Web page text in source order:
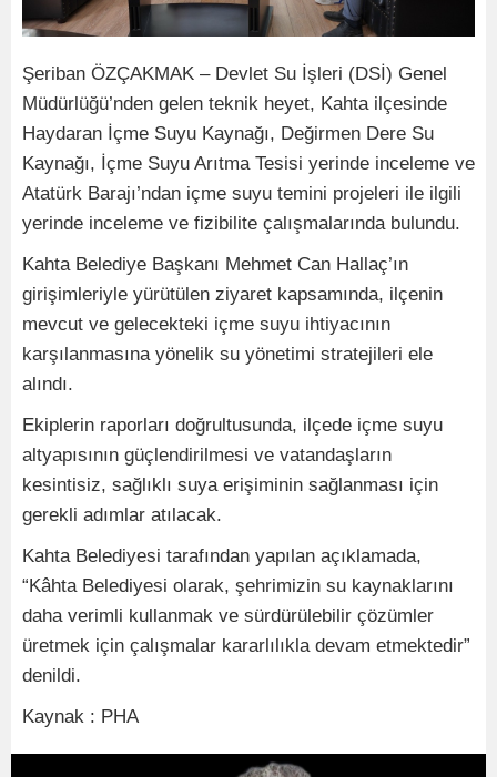
Şeriban ÖZÇAKMAK – Devlet Su İşleri (DSİ) Genel
Müdürlüğü’nden gelen teknik heyet, Kahta ilçesinde
Haydaran İçme Suyu Kaynağı, Değirmen Dere Su
Kaynağı, İçme Suyu Arıtma Tesisi yerinde inceleme ve
Atatürk Barajı’ndan içme suyu temini projeleri ile ilgili
yerinde inceleme ve fizibilite çalışmalarında bulundu.
Kahta Belediye Başkanı Mehmet Can Hallaç’ın
girişimleriyle yürütülen ziyaret kapsamında, ilçenin
mevcut ve gelecekteki içme suyu ihtiyacının
karşılanmasına yönelik su yönetimi stratejileri ele
alındı.
Ekiplerin raporları doğrultusunda, ilçede içme suyu
altyapısının güçlendirilmesi ve vatandaşların
kesintisiz, sağlıklı suya erişiminin sağlanması için
gerekli adımlar atılacak.
Kahta Belediyesi tarafından yapılan açıklamada,
“Kâhta Belediyesi olarak, şehrimizin su kaynaklarını
daha verimli kullanmak ve sürdürülebilir çözümler
üretmek için çalışmalar kararlılıkla devam etmektedir”
denildi.
Kaynak : PHA